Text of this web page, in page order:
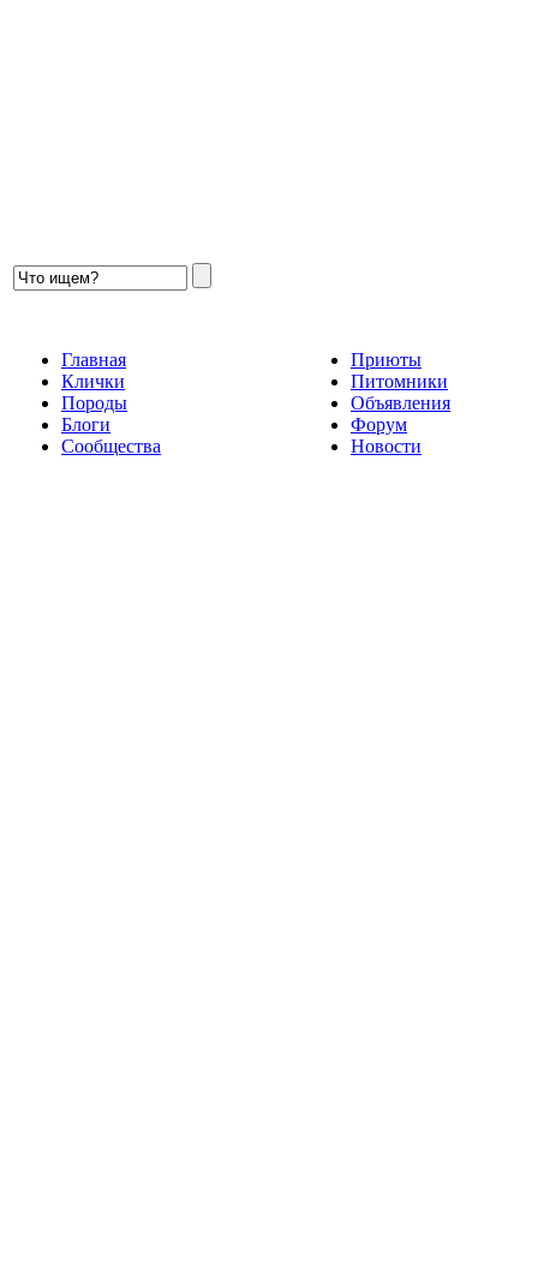
Главная
Клички
Породы
Блоги
Сообщества
Приюты
Питомники
Объявления
Форум
Новости